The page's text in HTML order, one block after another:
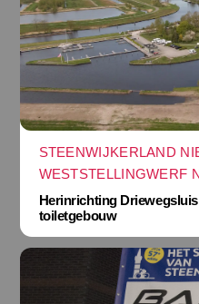
STEENWIJKERLAND
WESTSTELLINGWERF
Herinrichting
toiletgebouw